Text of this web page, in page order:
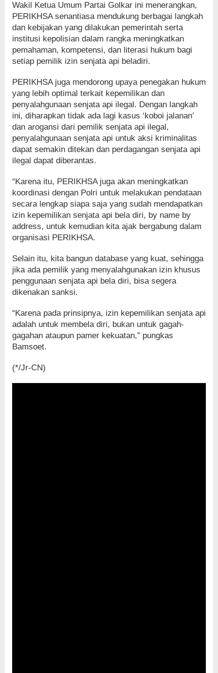
Wakil Ketua Umum Partai Golkar ini menerangkan,
PERIKHSA senantiasa mendukung berbagai langkah
dan kebijakan yang dilakukan pemerintah serta
institusi kepolisian dalam rangka meningkatkan
pemahaman, kompetensi, dan literasi hukum bagi
setiap pemilik izin senjata api beladiri.
PERIKHSA juga mendorong upaya penegakan hukum
yang lebih optimal terkait kepemilikan dan
penyalahgunaan senjata api ilegal. Dengan langkah
ini, diharapkan tidak ada lagi kasus ‘koboi jalanan’
dan arogansi dari pemilik senjata api ilegal,
penyalahgunaan senjata api untuk aksi kriminalitas
dapat semakin ditekan dan perdagangan senjata api
ilegal dapat diberantas.
“Karena itu, PERIKHSA juga akan meningkatkan
koordinasi dengan Polri untuk melakukan pendataan
secara lengkap siapa saja yang sudah mendapatkan
izin kepemilikan senjata api bela diri, by name by
address, untuk kemudian kita ajak bergabung dalam
organisasi PERIKHSA.
Selain itu, kita bangun database yang kuat, sehingga
jika ada pemilik yang menyalahgunakan izin khusus
penggunaan senjata api bela diri, bisa segera
dikenakan sanksi.
“Karena pada prinsipnya, izin kepemilikan senjata api
adalah untuk membela diri, bukan untuk gagah-
gagahan ataupun pamer kekuatan,” pungkas
Bamsoet.
(*/Jr-CN)